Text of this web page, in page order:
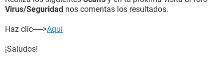
Virus/Seguridad nos comentas los resultados.
Haz clic----->Aquí
¡Saludos!